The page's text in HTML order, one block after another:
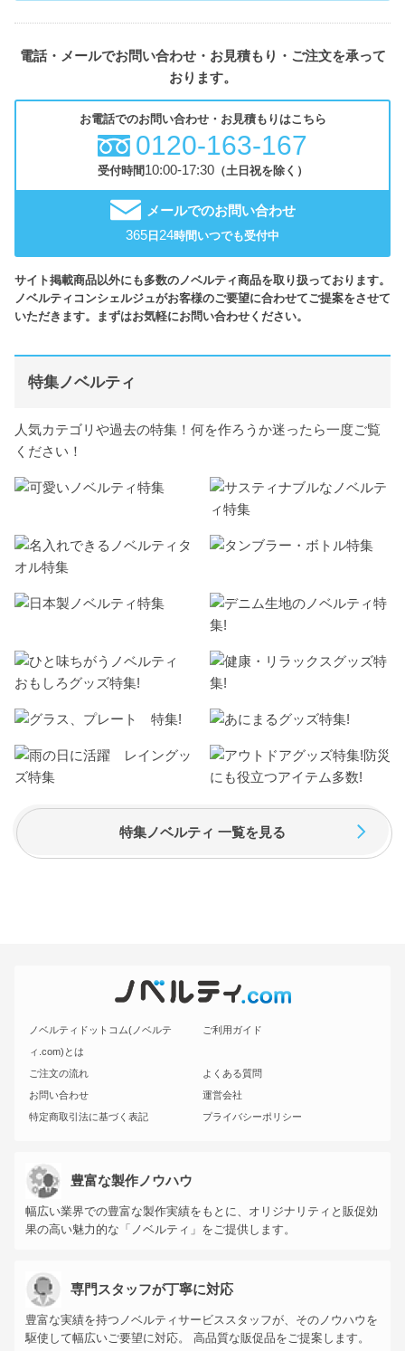
電話・メールでお問い合わせ・お見積もり・ご注文を承って
おります。
お電話でのお問い合わせ・お見積もりはこちら
0120-163-167
受付時間10:00-17:30（土日祝を除く）
メールでのお問い合わせ
365 日 24時間いつでも受付中
サイト掲載商品以外にも多数のノベルティ商品を取り扱っております。
ノベルティコンシェルジュがお客様のご要望に合わせてご提案をさせて
いただきます。まずはお気軽にお問い合わせください。
特集ノベルティ
人気カテゴリや過去の特集！何を作ろうか迷ったら一度ご覧
ください！
特集ノベルティ 一覧を見る
ノベルティドットコム(ノベルテ
ィ.com)とは
ご利用ガイド
ご注文の流れ
よくある質問
お問い合わせ
運営会社
特定商取引法に基づく表記
プライバシーポリシー
豊富な製作ノウハウ
幅広い業界での豊富な製作実績をもとに、オリジナリティと販促効
果の高い魅力的な「ノベルティ」をご提供します。
専門スタッフが丁寧に対応
豊富な実績を持つノベルティサービススタッフが、そのノウハウを
駆使して幅広いご要望に対応。 高品質な販促品をご提案します。